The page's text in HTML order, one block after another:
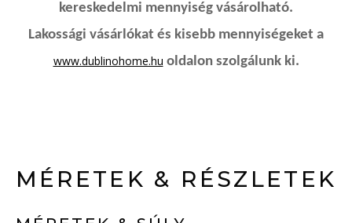
kereskedelmi mennyiség vásárolható.
Lakossági vásárlókat és kisebb mennyiségeket a
www.dublinohome.hu oldalon szolgálunk ki.
MÉRETEK & RÉSZLETEK